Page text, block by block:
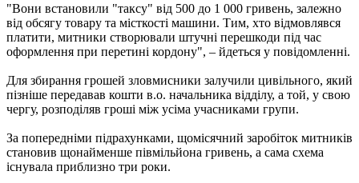
"Вони встановили "таксу" від 500 до 1 000 гривень, залежно
від обсягу товару та місткості машини. Тим, хто відмовлявся
платити, митники створювали штучні перешкоди під час
оформлення при перетині кордону", – йдеться у повідомленні.
Для збирання грошей зловмисники залучили цивільного, який
пізніше передавав кошти в.о. начальника відділу, а той, у свою
чергу, розподіляв гроші між усіма учасниками групи.
За попередніми підрахунками, щомісячний заробіток митників
становив щонайменше півмільйона гривень, а сама схема
існувала приблизно три роки.